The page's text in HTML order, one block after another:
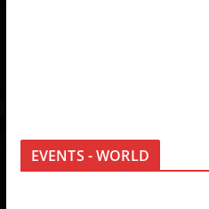
EVENTS - WORLD